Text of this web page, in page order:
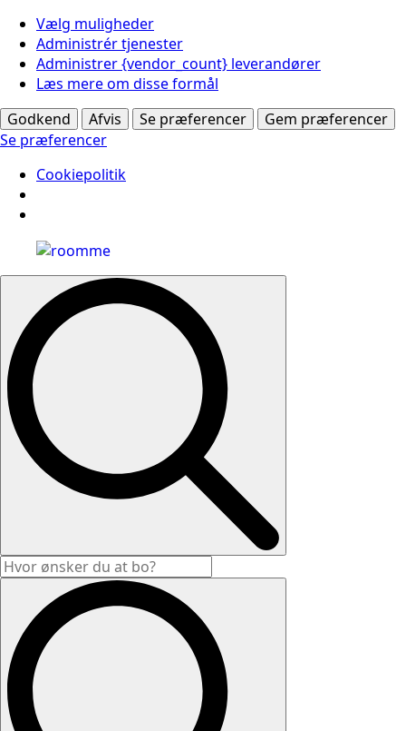
Vælg muligheder
Administrér tjenester
Administrer {vendor_count} leverandører
Læs mere om disse formål
Godkend
Afvis Se præferencer
Gem præferencer
Se præferencer
Cookiepolitik
Search